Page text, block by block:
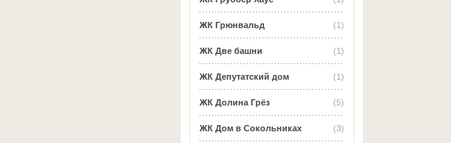
(1)
ЖК Грюнвальд
(1)
ЖК Две башни
(1)
ЖК Депутатский дом
(5)
ЖК Долина Грёз
(3)
ЖК Дом в Сокольниках